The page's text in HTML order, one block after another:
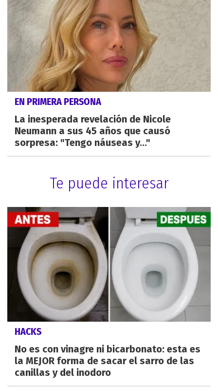
EN PRIMERA PERSONA
La inesperada revelación de Nicole
Neumann a sus 45 años que causó
sorpresa: "Tengo náuseas y..."
Te puede interesar
HACKS
No es con vinagre ni bicarbonato: esta es
la MEJOR forma de sacar el sarro de las
canillas y del inodoro